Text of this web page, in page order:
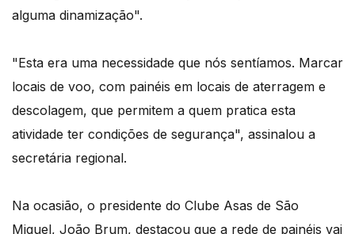
alguma dinamização".
"Esta era uma necessidade que nós sentíamos. Marcar
locais de voo, com painéis em locais de aterragem e
descolagem, que permitem a quem pratica esta
atividade ter condições de segurança", assinalou a
secretária regional.
Na ocasião, o presidente do Clube Asas de São
Miguel, João Brum, destacou que a rede de painéis vai